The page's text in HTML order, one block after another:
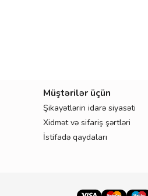
Müştərilər üçün
Şikayətlərin idarə siyasəti
Xidmət və sifariş şərtləri
İstifadə qaydaları